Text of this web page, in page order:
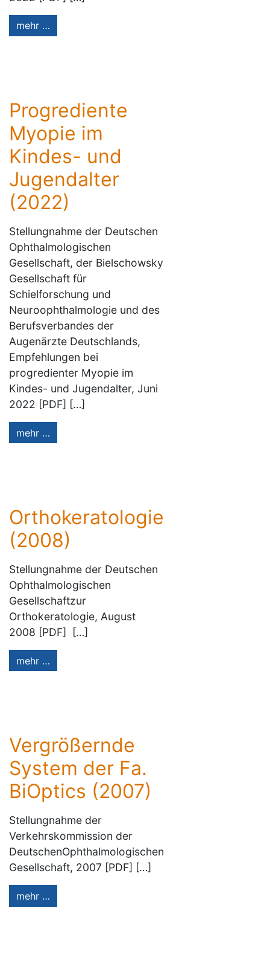
mehr …
Progrediente
Myopie im
Kindes- und
Jugendalter
(2022)
Stellungnahme der Deutschen
Ophthalmologischen
Gesellschaft, der Bielschowsky
Gesellschaft für
Schielforschung und
Neuroophthalmologie und des
Berufsverbandes der
Augenärzte Deutschlands,
Empfehlungen bei
progredienter Myopie im
Kindes- und Jugendalter, Juni
2022 [PDF] […]
mehr …
Orthokeratologie
(2008)
Stellungnahme der Deutschen
Ophthalmologischen
Gesellschaftzur
Orthokeratologie, August
2008 [PDF] […]
mehr …
Vergrößernde
System der Fa.
BiOptics (2007)
Stellungnahme der
Verkehrskommission der
DeutschenOphthalmologischen
Gesellschaft, 2007 [PDF] […]
mehr …